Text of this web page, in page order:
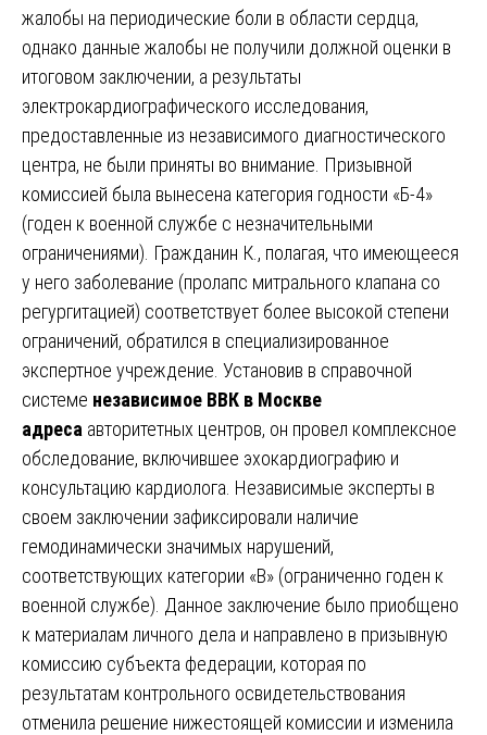
жалобы на периодические боли в области сердца,
однако данные жалобы не получили должной оценки в
итоговом заключении, а результаты
электрокардиографического исследования,
предоставленные из независимого диагностического
центра, не были приняты во внимание. Призывной
комиссией была вынесена категория годности «Б-4»
(годен к военной службе с незначительными
ограничениями). Гражданин К., полагая, что имеющееся
у него заболевание (пролапс митрального клапана со
регургитацией) соответствует более высокой степени
ограничений, обратился в специализированное
экспертное учреждение. Установив в справочной
системе независимое ВВК в Москве
адреса авторитетных центров, он провел комплексное
обследование, включившее эхокардиографию и
консультацию кардиолога. Независимые эксперты в
своем заключении зафиксировали наличие
гемодинамически значимых нарушений,
соответствующих категории «В» (ограниченно годен к
военной службе). Данное заключение было приобщено
к материалам личного дела и направлено в призывную
комиссию субъекта федерации, которая по
результатам контрольного освидетельствования
отменила решение нижестоящей комиссии и изменила